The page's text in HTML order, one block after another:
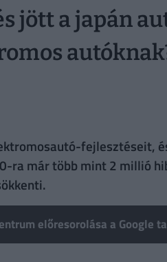
jött a japán
fejlesztéseit,
ra már több mint 2 millió
előresorolása a Google